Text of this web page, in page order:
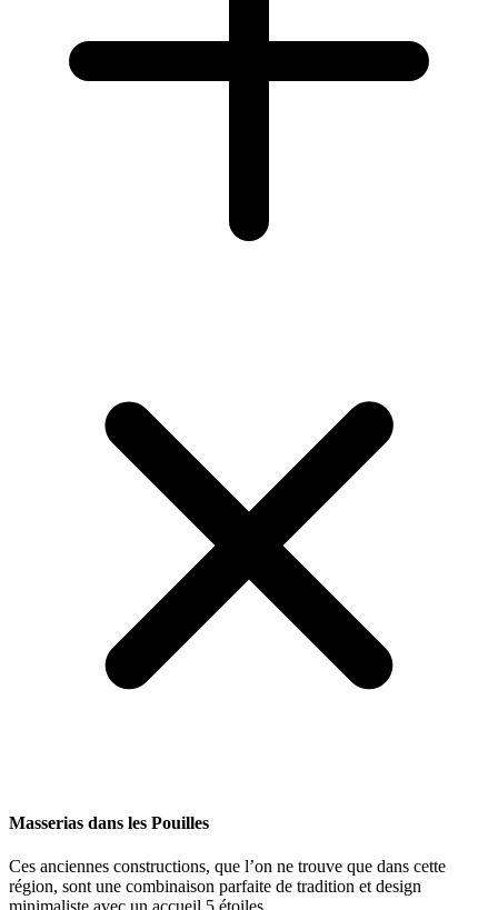
Мasserias dans les Pouilles
Ces anciennes constructions, que l’on ne trouve que dans cette
région, sont une combinaison parfaite de tradition et design